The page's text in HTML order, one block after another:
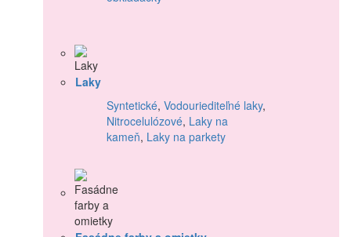
Laky
Syntetické, Vodouriediteľné laky,
Nitrocelulózové, Laky na
kameň, Laky na parkety